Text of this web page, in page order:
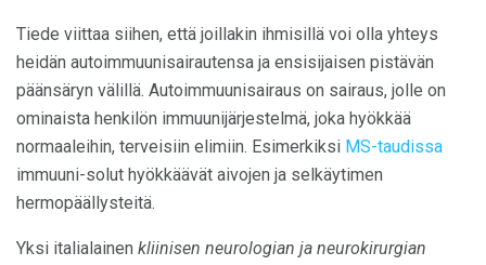
Tiede viittaa siihen, että joillakin ihmisillä voi olla yhteys
heidän autoimmuunisairautensa ja ensisijaisen pistävän
päänsäryn välillä. Autoimmuunisairaus on sairaus, jolle on
ominaista henkilön immuunijärjestelmä, joka hyökkää
normaaleihin, terveisiin elimiin. Esimerkiksi MS-taudissa
immuuni-solut hyökkäävät aivojen ja selkäytimen
hermopäällysteitä.
Yksi italialainen kliinisen neurologian ja neurokirurgian